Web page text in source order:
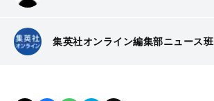
集英社オンライン編集部ニュース班